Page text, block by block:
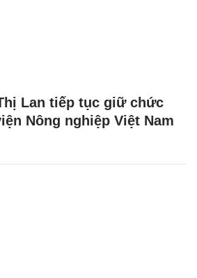
Lan tiếp tục giữ chức
Nông nghiệp Việt Nam